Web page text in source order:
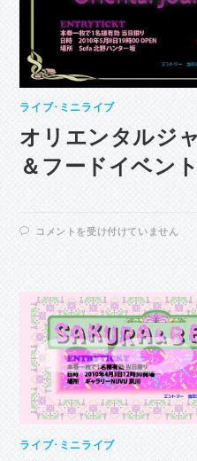
ライブ･ミニライブ
オリエンタルジ
＆フードイベント
オ
ジ
ャ
ー
ニ
ー
（ダ
ン
ス
＆
フ
ー
イ
ベ
コメントを受け付けていません
ライブ･ミニライブ